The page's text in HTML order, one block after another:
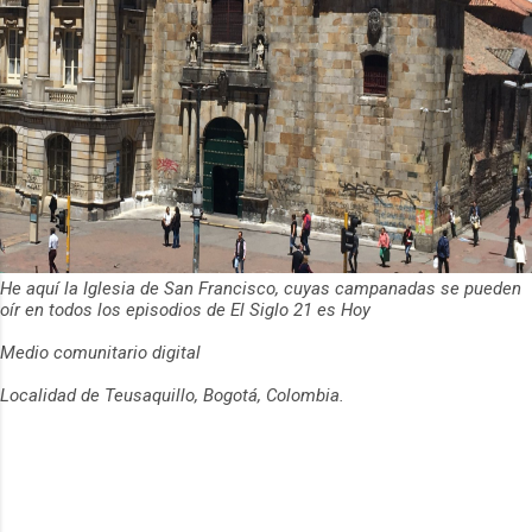
He aquí la Iglesia de San Francisco, cuyas campanadas se pueden
oír en todos los episodios de El Siglo 21 es Hoy
Medio comunitario digital
Localidad de Teusaquillo, Bogotá, Colombia.